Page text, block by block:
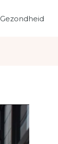
Gezondheid